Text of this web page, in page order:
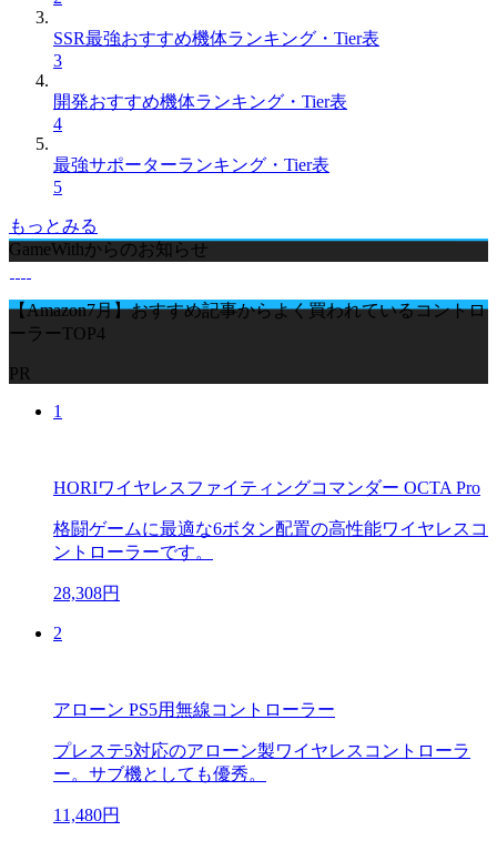
SSR最強おすすめ機体ランキング・Tier表
3
開発おすすめ機体ランキング・Tier表
4
最強サポーターランキング・Tier表
5
もっとみる
GameWithからのお知らせ
【Amazon7月】おすすめ記事からよく買われているコントロ
ーラーTOP4
PR
1
HORIワイヤレスファイティングコマンダー OCTA Pro
格闘ゲームに最適な6ボタン配置の高性能ワイヤレスコ
ントローラーです。
28,308円
2
アローン PS5用無線コントローラー
プレステ5対応のアローン製ワイヤレスコントローラ
ー。サブ機としても優秀。
11,480円